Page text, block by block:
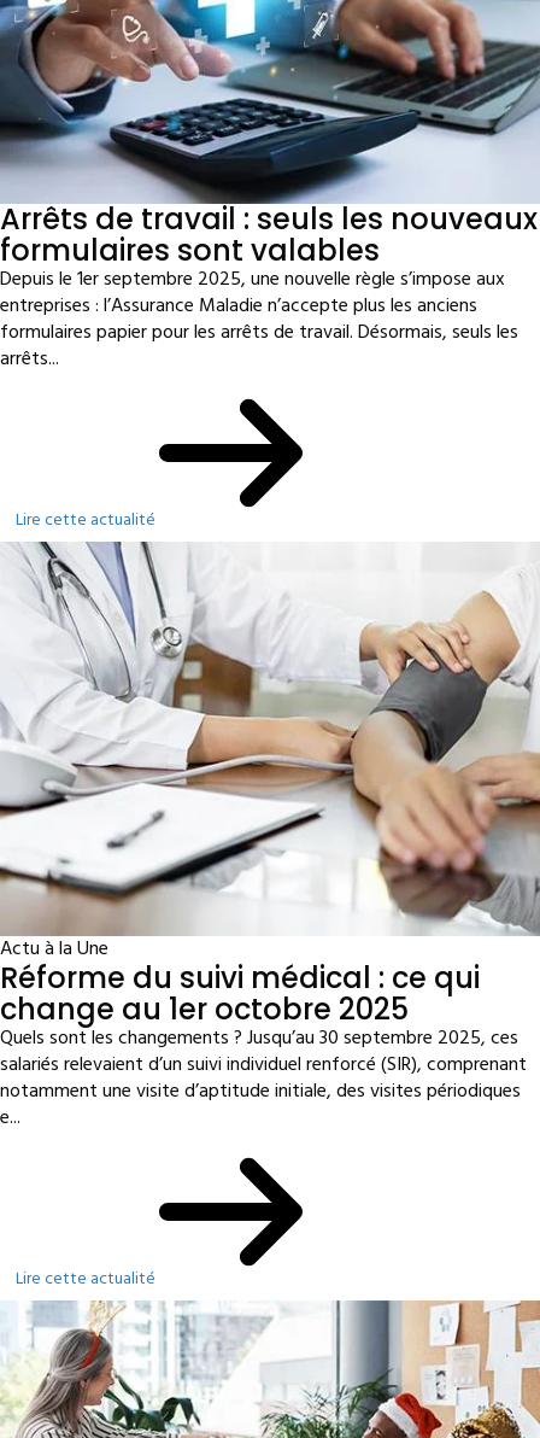
Arrêts de travail : seuls les nouveaux
formulaires sont valables
Depuis le 1er septembre 2025, une nouvelle règle s’impose aux
entreprises : l’Assurance Maladie n’accepte plus les anciens
formulaires papier pour les arrêts de travail. Désormais, seuls les
arrêts...
Lire cette actualité
Actu à la Une
Réforme du suivi médical : ce qui
change au 1er octobre 2025
Quels sont les changements ? Jusqu’au 30 septembre 2025, ces
salariés relevaient d’un suivi individuel renforcé (SIR), comprenant
notamment une visite d’aptitude initiale, des visites périodiques
e...
Lire cette actualité